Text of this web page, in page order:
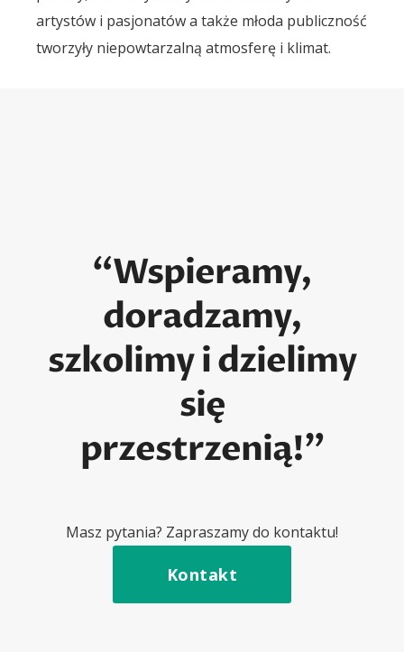
artystów i pasjonatów a także młoda publiczność
tworzyły niepowtarzalną atmosferę i klimat.
“Wspieramy,
doradzamy,
szkolimy i dzielimy
się
przestrzenią!”
Masz pytania? Zapraszamy do kontaktu!
Kontakt